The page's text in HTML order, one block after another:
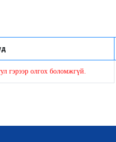
гэрээр олгох боломжгүй.